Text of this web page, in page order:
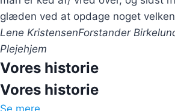
glæden ved at opdage noget
Lene KristensenForstander
Plejehjem
Vores historie
Vores historie
Se mere